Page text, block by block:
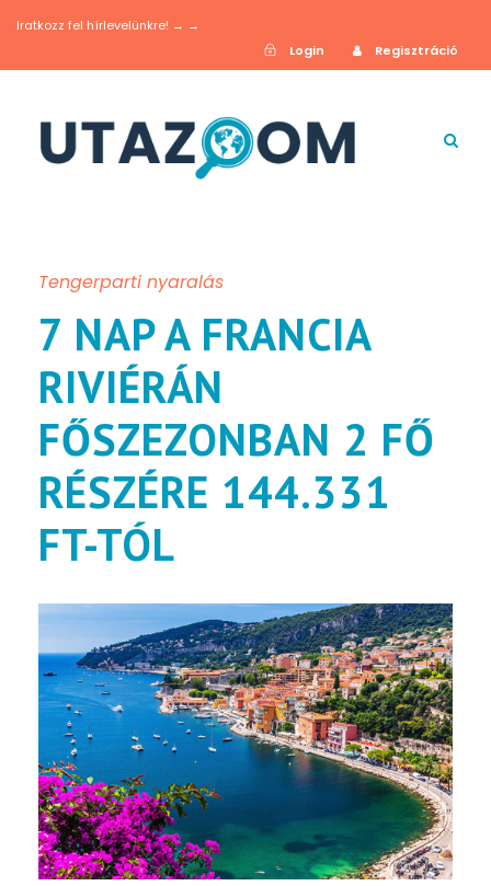
Iratkozz fel hírlevelünkre! → →
Login
Regisztráció
Tengerparti nyaralás
7 NAP A FRANCIA
RIVIÉRÁN
FŐSZEZONBAN 2 FŐ
RÉSZÉRE 144.331
FT-TÓL